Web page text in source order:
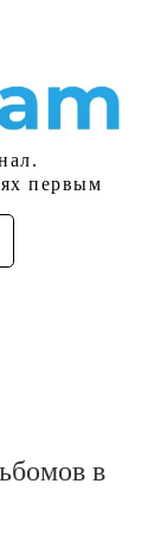
первым
в